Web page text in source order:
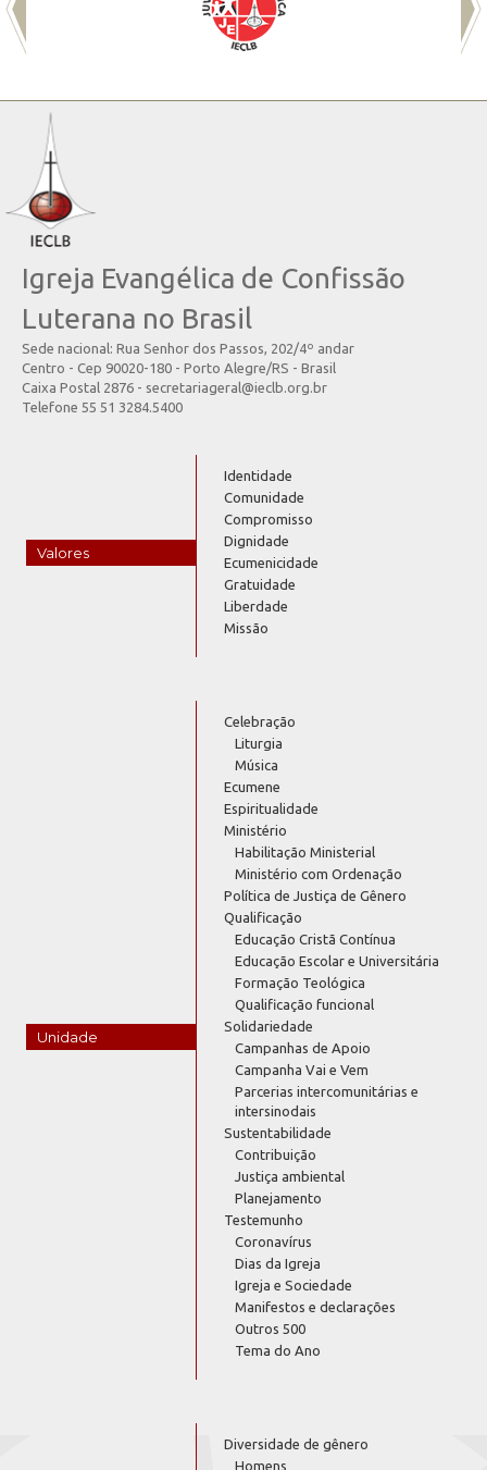
Igreja Evangélica de Confissão
Luterana no Brasil
Sede nacional: Rua Senhor dos Passos, 202/4º andar
Centro - Cep 90020-180 - Porto Alegre/RS - Brasil
Caixa Postal 2876 - secretariageral@ieclb.org.br
Telefone 55 51 3284.5400
Valores
Identidade
Comunidade
Compromisso
Dignidade
Ecumenicidade
Gratuidade
Liberdade
Missão
Unidade
Celebração
Liturgia
Música
Ecumene
Espiritualidade
Ministério
Habilitação Ministerial
Ministério com Ordenação
Política de Justiça de Gênero
Qualificação
Educação Cristã Contínua
Educação Escolar e Universitária
Formação Teológica
Qualificação funcional
Solidariedade
Campanhas de Apoio
Campanha Vai e Vem
Parcerias intercomunitárias e
intersinodais
Sustentabilidade
Contribuição
Justiça ambiental
Planejamento
Testemunho
Coronavírus
Dias da Igreja
Igreja e Sociedade
Manifestos e declarações
Outros 500
Tema do Ano
Diversidade de gênero
Homens